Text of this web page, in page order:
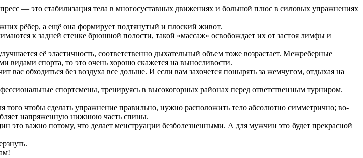
— это стабилизация тела в многосуставных движениях и большой плюс в силовых упражнениях
рёбер, а ещё она формирует подтянутый и плоский живот.
к задней стенке брюшной полости, такой «массаж» освобождает их от застоя лимфы и
её эластичность, соответственно дыхательный объем тоже возрастает. Межреберные
спорта, то это очень хорошо скажется на выносливости.
обходиться без воздуха все дольше. И если вам захочется понырять за жемчугом, отдыхая на
спортсмены, тренируясь в высокогорных районах перед ответственным турниром.
того чтобы сделать упражнение правильно, нужно расположить тело абсолютно симметрично; во-
напряженную нижнюю часть спины.
это важно потому, что делает менструации безболезненными. А для мужчин это будет прекрасной